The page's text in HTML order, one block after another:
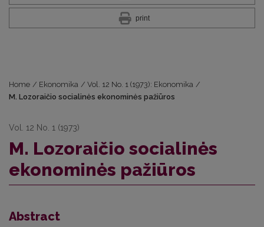
print
Home / Ekonomika / Vol. 12 No. 1 (1973): Ekonomika /
M. Lozoraičio socialinės ekonominės pažiūros
Vol. 12 No. 1 (1973)
M. Lozoraičio socialinės
ekonominės pažiūros
Abstract